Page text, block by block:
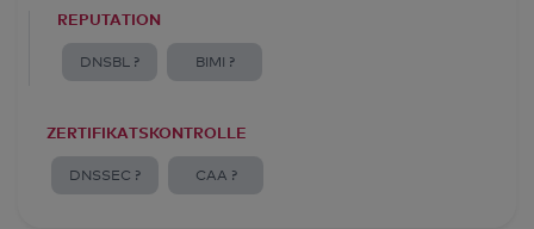
REPUTATION
DNSBL ? BIMI ?
ZERTIFIKATSKONTROLLE
DNSSEC ? CAA ?